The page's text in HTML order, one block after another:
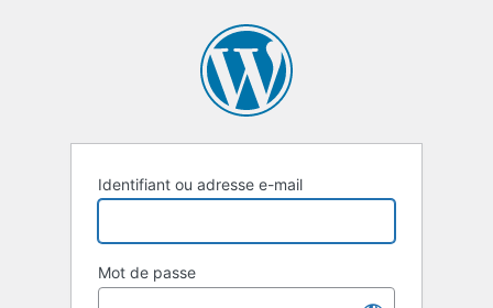
Identifiant ou adresse e-mail
Mot de passe